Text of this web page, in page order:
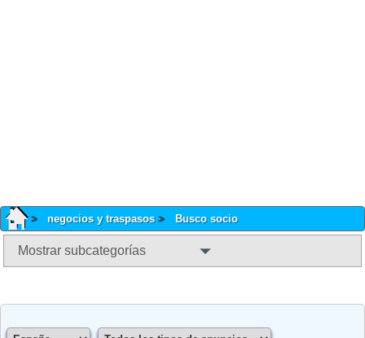
negocios y traspasos Busco socio
Mostrar subcategorías